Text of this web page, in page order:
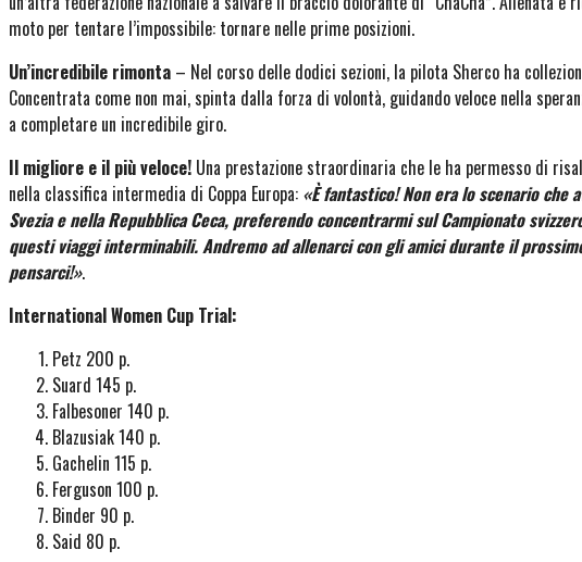
moto per tentare l’impossibile: tornare nelle prime posizioni.
Un’incredibile rimonta – Nel corso delle dodici sezioni, la pilota Sherco ha
Concentrata come non mai, spinta dalla forza di volontà, guidando veloce nella
a completare un incredibile giro.
Il migliore e il più veloce! Una prestazione straordinaria che le ha permesso di
nella classifica intermedia di Coppa Europa: «È fantastico! Non era lo scenario
Svezia e nella Repubblica Ceca, preferendo concentrarmi sul Campionato
questi viaggi interminabili. Andremo ad allenarci con gli amici durante il
pensarci!».
International Women Cup Trial:
Petz 200 p.
Suard 145 p.
Falbesoner 140 p.
Blazusiak 140 p.
Gachelin 115 p.
Ferguson 100 p.
Binder 90 p.
Said 80 p.